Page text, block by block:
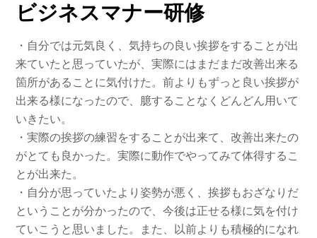
ビジネスマナー研修
・自分では元気良く、気持ちの良い挨拶をすることが出
来ていたと思っていたが、実際にはまだまだ改善出来る
箇所があることに気付けた。前よりもずっと良い挨拶が
出来る様になったので、臆することなくどんどん用いて
いきたい。
・実際の挨拶の練習をすることが出来て、改善出来たの
がとても良かった。実際に動作でやってみて体得するこ
とが出来た。
・自分が思っていたより姿勢が悪く、挨拶もおざなりだ
ということが分かったので、今後は正せる様に気を付け
ていこうと思いました。また、以前よりも積極的になれ